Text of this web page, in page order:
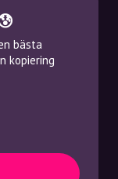
bästa
kopiering